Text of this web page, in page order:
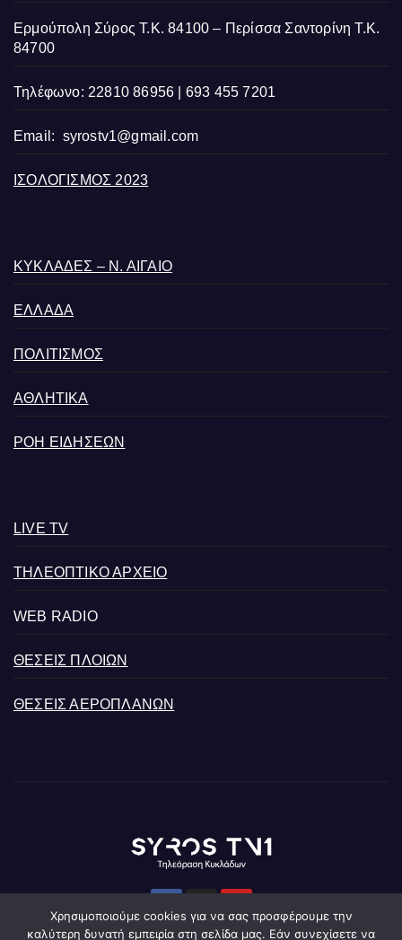
Ερμούπολη Σύρος Τ.Κ. 84100 – Περίσσα Σαντορίνη Τ.Κ.
84700
Τηλέφωνο: 22810 86956 | 693 455 7201
Email: syrostv1@gmail.com
ΙΣΟΛΟΓΙΣΜΟΣ 2023
ΚΥΚΛΑΔΕΣ – Ν. ΑΙΓΑΙΟ
ΕΛΛΑΔΑ
ΠΟΛΙΤΙΣΜΟΣ
ΑΘΛΗΤΙΚΑ
ΡΟΗ ΕΙΔΗΣΕΩΝ
LIVE TV
ΤΗΛΕΟΠΤΙΚΟ ΑΡΧΕΙΟ
WEB RADIO
ΘΕΣΕΙΣ ΠΛΟΙΩΝ
ΘΕΣΕΙΣ ΑΕΡΟΠΛΑΝΩΝ
Χρησιμοποιούμε cookies για να σας προσφέρουμε την
καλύτερη δυνατή εμπειρία στη σελίδα μας. Εάν συνεχίσετε να